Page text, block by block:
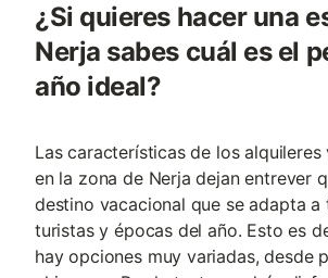
¿Si quieres hacer una
Nerja sabes cuál es el
año ideal?
Las características de los alquileres
en la zona de Nerja dejan entrever
destino vacacional que se adapta
turistas y épocas del año. Esto es
hay opciones muy variadas, desde